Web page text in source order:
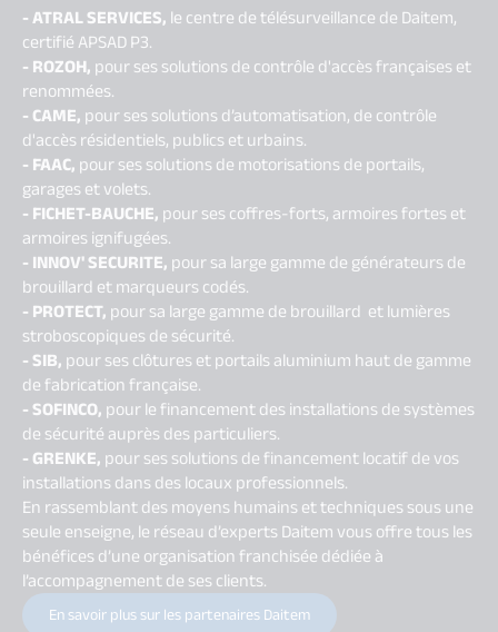
- ATRAL SERVICES,le centre de télésurveillance de Daitem,
certifié APSAD P3.
- ROZOH,pour ses solutions de contrôle d'accès françaises et
renommées.
- CAME,pour ses solutions d’automatisation, de contrôle
d'accès résidentiels, publics et urbains.
- FAAC,pour ses solutions de motorisations de portails,
garages et volets.
- FICHET-BAUCHE,pour ses coffres-forts, armoires fortes et
armoires ignifugées.
- INNOV' SECURITE,pour sa large gamme de générateurs de
brouillard et marqueurs codés.
- PROTECT,pour sa large gamme de brouillard et lumières
stroboscopiques de sécurité.
- SIB,pour ses clôtures et portails aluminium haut de gamme
de fabrication française.
- SOFINCO,pour le financement des installations de systèmes
de sécurité auprès des particuliers.
- GRENKE,pour ses solutions de financement locatif de vos
installations dans des locaux professionnels.
En rassemblant des moyens humains et techniques sous une
seule enseigne, le réseau d’experts Daitem vous offre tous les
bénéfices d’une organisation franchisée dédiée à
l’accompagnement de ses clients.
En savoir plus sur les partenaires Daitem